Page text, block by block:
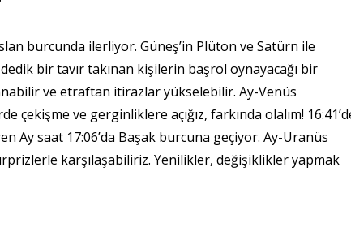
burcunda ilerliyor. Güneş’in Plüton ve Satürn ile
bir tavır takınan kişilerin başrol oynayacağı bir
ve etraftan itirazlar yükselebilir. Ay-Venüs
çekişme ve gerginliklere açığız, farkında olalım!
Ay saat 17:06’da Başak burcuna geçiyor. Ay-Uranüs
karşılaşabiliriz. Yenilikler, değişiklikler yapmak